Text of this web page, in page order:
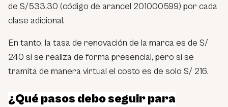
de S/533.30 (código de arancel 201000599) por cada
clase adicional.
En tanto, la tasa de renovación de la marca es de S/
240 si se realiza de forma presencial, pero si se
tramita de manera virtual el costo es de solo S/ 216.
¿Qué pasos debo seguir para